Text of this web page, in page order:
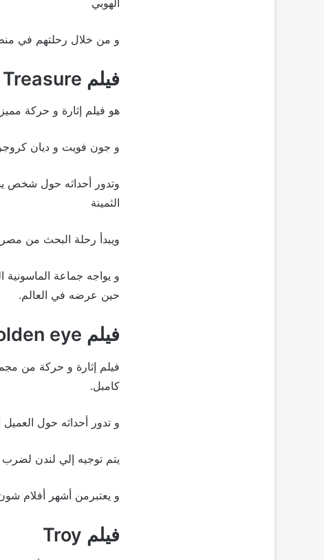
و من خلال رحلتهم في
فيلم National Treasure
هو فيلم إثارة و حركة مميز من إنتاج عام 2004 و شاركه البطولة
و جون فويت و ديان كروجر
وتدور أحداثه حول شخص
الثمينة
ويبدأ رحلة البحث من مصر
حين عرضه في العالم.
فيلم Golden eye
فيلم إثارة و حركة من
كامبل.
و تدور أحداثه حول
يتم توجيه إلي لندن لضرب
و يعتبرمن أشهر أفلام
فيلم Troy